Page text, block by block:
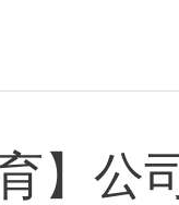
育】